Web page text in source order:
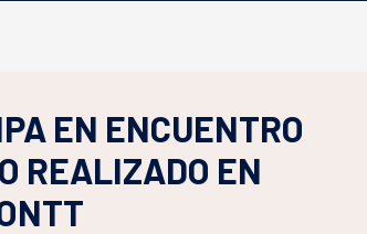
EN ENCUENTRO
REALIZADO EN